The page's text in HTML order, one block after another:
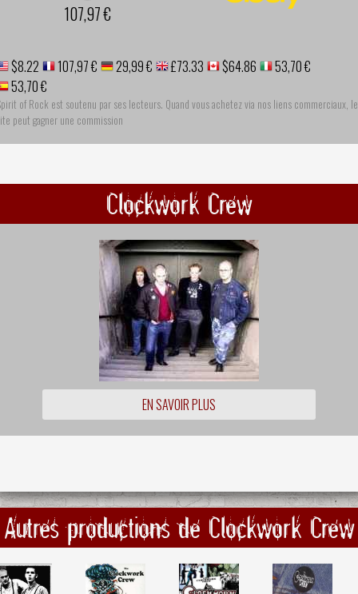
107,97 €
$8.22 107,97 € 29,99 € £73.33 $64.86
53,70 €
53,70 €
of Rock est soutenu par ses lecteurs. Quand vous achetez via nos liens commerciaux, le
peut gagner une commission
Clockwork Crew
EN SAVOIR PLUS
Autres productions de Clockwork Crew